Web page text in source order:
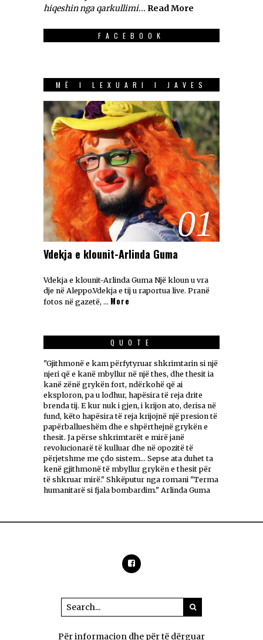
hiqeshin nga qarkullimi... Read More
FACEBOOK
MË I LEXUARI I JAVES
01
Vdekja e klounit-Arlinda Guma
Vdekja e klounit-Arlinda Guma Një kloun u vra
dje në Aleppo.Vdekja e tij u raportua live. Pranë
fotos në gazetë, … More
QUOTE
"Gjithmonë e kam përfytyruar shkrimtarin si një
njeri që e kanë mbyllur në një thes, dhe thesit ia
kanë zënë grykën fort, ndërkohë që ai
eksploron, pa u lodhur, hapësira të reja drite
brenda tij. E kur nuk i gjen, i krijon ato, derisa në
fund, këto hapësira të reja krijojnë një presion të
papërballueshëm dhe e shpërthejnë grykën e
thesit. Ja përse shkrimtarët e mirë janë
revolucionarë të kulluar dhe në opozitë të
përjetshme me çdo sistem... Sepse ata duhet ta
kenë gjithmonë të mbyllur grykën e thesit për
të shkruar mirë." Shkëputur nga romani "Terma
humanitarë si fjala bombardim." Arlinda Guma
Për informacion dhe për të dërguar